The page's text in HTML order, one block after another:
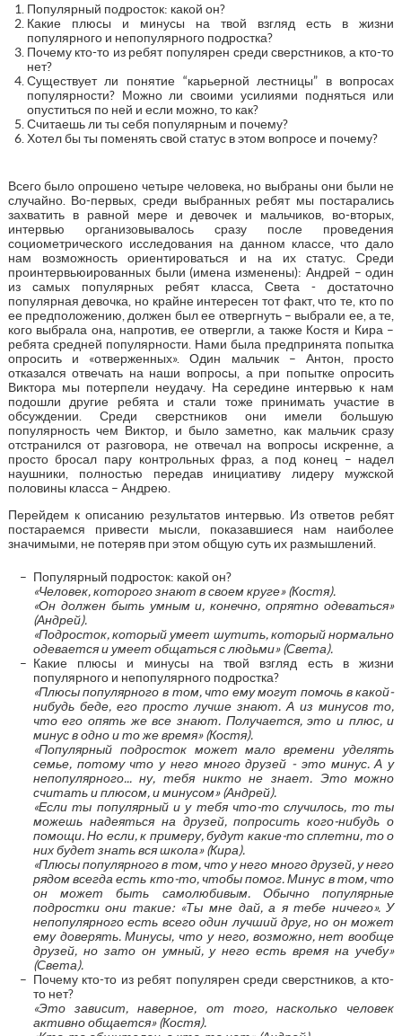
Популярный подросток: какой он?
Какие плюсы и минусы на твой взгляд есть в жизни
популярного и непопулярного подростка?
Почему кто-то из ребят популярен среди сверстников, а кто-то
нет?
Существует ли понятие “карьерной лестницы” в вопросах
популярности? Можно ли своими усилиями подняться или
опуститься по ней и если можно, то как?
Считаешь ли ты себя популярным и почему?
Хотел бы ты поменять свой статус в этом вопросе и почему?
Всего было опрошено четыре человека, но выбраны они были не
случайно. Во-первых, среди выбранных ребят мы постарались
захватить в равной мере и девочек и мальчиков, во-вторых,
интервью организовывалось сразу после проведения
социометрического исследования на данном классе, что дало
нам возможность ориентироваться и на их статус. Среди
проинтервьюированных были (имена изменены): Андрей – один
из самых популярных ребят класса, Света - достаточно
популярная девочка, но крайне интересен тот факт, что те, кто по
ее предположению, должен был ее отвергнуть – выбрали ее, а те,
кого выбрала она, напротив, ее отвергли, а также Костя и Кира –
ребята средней популярности. Нами была предпринята попытка
опросить и «отверженных». Один мальчик – Антон, просто
отказался отвечать на наши вопросы, а при попытке опросить
Виктора мы потерпели неудачу. На середине интервью к нам
подошли другие ребята и стали тоже принимать участие в
обсуждении. Среди сверстников они имели большую
популярность чем Виктор, и было заметно, как мальчик сразу
отстранился от разговора, не отвечал на вопросы искренне, а
просто бросал пару контрольных фраз, а под конец – надел
наушники, полностью передав инициативу лидеру мужской
половины класса – Андрею.
Перейдем к описанию результатов интервью. Из ответов ребят
постараемся привести мысли, показавшиеся нам наиболее
значимыми, не потеряв при этом общую суть их размышлений.
Популярный подросток: какой он?
«Человек, которого знают в своем круге» (Костя).
«Он должен быть умным и, конечно, опрятно одеваться»
(Андрей).
«Подросток, который умеет шутить, который нормально
одевается и умеет общаться с людьми» (Света).
Какие плюсы и минусы на твой взгляд есть в жизни
популярного и непопулярного подростка?
«Плюсы популярного в том, что ему могут помочь в какой-
нибудь беде, его просто лучше знают. А из минусов то,
что его опять же все знают. Получается, это и плюс, и
минус в одно и то же время» (Костя).
«Популярный подросток может мало времени уделять
семье, потому что у него много друзей - это минус. А у
непопулярного... ну, тебя никто не знает. Это можно
считать и плюсом, и минусом» (Андрей).
«Если ты популярный и у тебя что-то случилось, то ты
можешь надеяться на друзей, попросить кого-нибудь о
помощи. Но если, к примеру, будут какие-то сплетни, то о
них будет знать вся школа» (Кира).
«Плюсы популярного в том, что у него много друзей, у него
рядом всегда есть кто-то, чтобы помог. Минус в том, что
он может быть самолюбивым. Обычно популярные
подростки они такие: «Ты мне дай, а я тебе ничего». У
непопулярного есть всего один лучший друг, но он может
ему доверять. Минусы, что у него, возможно, нет вообще
друзей, но зато он умный, у него есть время на учебу»
(Света).
Почему кто-то из ребят популярен среди сверстников, а кто-
то нет?
«Это зависит, наверное, от того, насколько человек
активно общается» (Костя).